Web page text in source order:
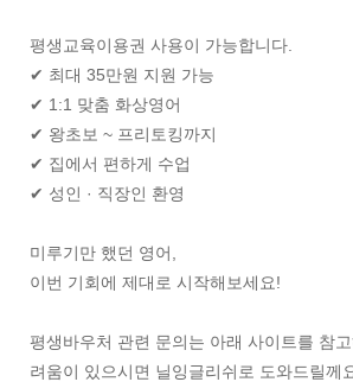
평생교육이용권 사용이 가능합니다.
✔ 최대 35만원 지원 가능
✔ 1:1 맞춤 화상영어
✔ 왕초보 ~ 프리토킹까지
✔ 집에서 편하게 수업
✔ 성인 · 직장인 환영
미루기만 했던 영어,
이번 기회에 제대로 시작해보세요!
평생바우처 관련 문의는 아래 사이트를 참
려움이 있으시면 닐잉글리쉬로 도와드릴께